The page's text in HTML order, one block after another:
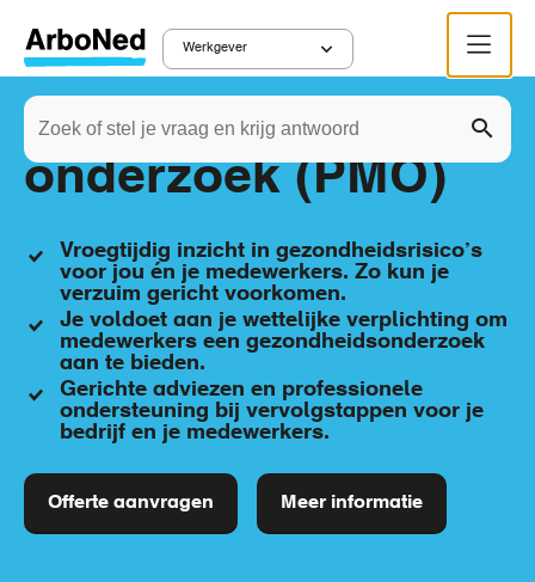
inhoud
gaan
Main
navigation
Werkgever
Zoeken
Preventief medisch
onderzoek (PMO)
Vroegtijdig inzicht in gezondheidsrisico’s
voor jou én je medewerkers. Zo kun je
verzuim gericht voorkomen.
Je voldoet aan je wettelijke verplichting om
medewerkers een gezondheidsonderzoek
aan te bieden.
Gerichte adviezen en professionele
ondersteuning bij vervolgstappen voor je
bedrijf en je medewerkers.
Offerte aanvragen Meer informatie